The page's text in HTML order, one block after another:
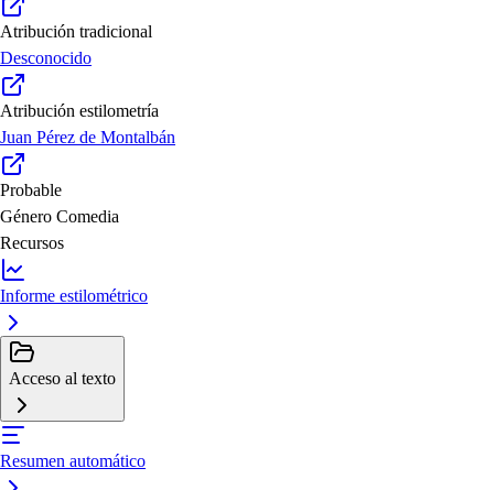
Atribución tradicional
Desconocido
Atribución estilometría
Juan Pérez de Montalbán
Probable
Género Comedia
Recursos
Informe estilométrico
Acceso al texto
Resumen automático